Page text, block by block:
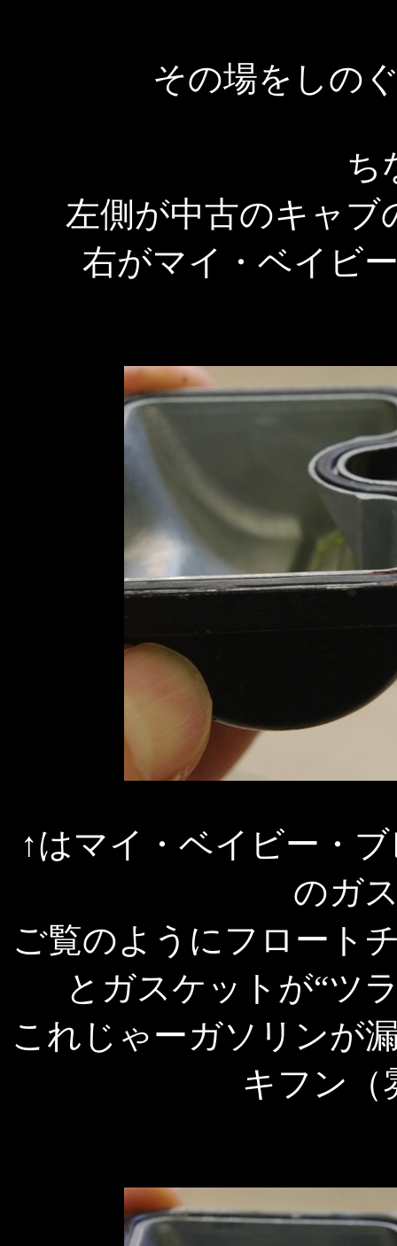
その場をしの
ち
左側が中古のキャブ
右がマイ・ベイビ
↑はマイ・ベイビー・
のガ
ご覧のようにフロート
とガスケットが“ツ
これじゃーガソリンが
キフン（